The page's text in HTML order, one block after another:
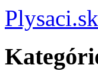
Plysaci.sk